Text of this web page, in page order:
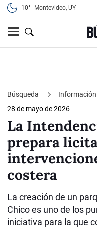
10° Montevideo, UY
Búsqueda Información
28 de mayo de 2026
La
prepara
costera
La creación de un
Chico es uno de los
iniciativa para la que